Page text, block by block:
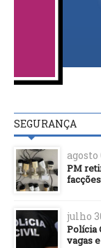
SEGURANÇA
agosto
PM
julho
Polícia
vagas